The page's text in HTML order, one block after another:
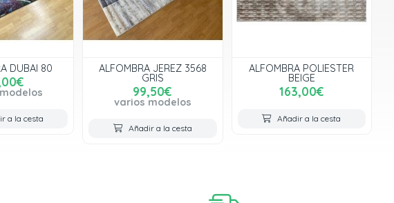
DUBAI 80
a la cesta
ALFOMBRA JEREZ 3568
GRIS
99,50€
varios modelos
Añadir a la cesta
ALFOMBRA POLIESTER
BEIGE
163,00€
Añadir a la cesta